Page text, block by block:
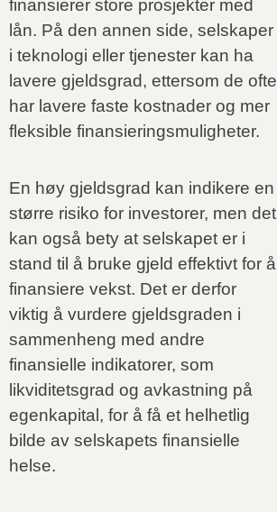
finansierer store prosjekter med
lån. På den annen side, selskaper
i teknologi eller tjenester kan ha
lavere gjeldsgrad, ettersom de ofte
har lavere faste kostnader og mer
fleksible finansieringsmuligheter.
En høy gjeldsgrad kan indikere en
større risiko for investorer, men det
kan også bety at selskapet er i
stand til å bruke gjeld effektivt for å
finansiere vekst. Det er derfor
viktig å vurdere gjeldsgraden i
sammenheng med andre
finansielle indikatorer, som
likviditetsgrad og avkastning på
egenkapital, for å få et helhetlig
bilde av selskapets finansielle
helse.